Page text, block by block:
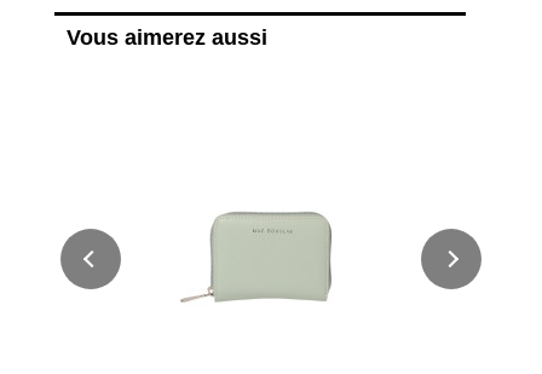
Vous aimerez aussi